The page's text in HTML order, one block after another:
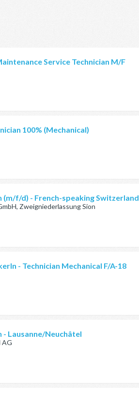
Service Technician M/F
100% (Mechanical)
(m/f/d) - French-speaking Switzerland
Zweigniederlassung Sion
- Technician Mechanical F/A-18
- Lausanne/Neuchâtel
AG